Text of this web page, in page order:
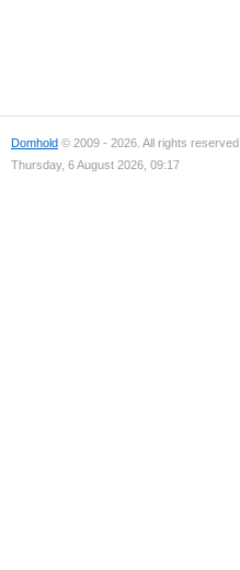
Domhold © 2009 - 2026. All rights reserved.
Thursday, 6 August 2026, 09:17